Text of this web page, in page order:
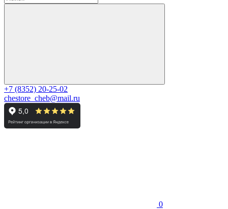
+7 (8352) 20-25-02
chestore_cheb@mail.ru
0